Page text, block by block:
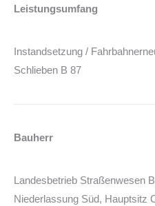
Leistungsumfang
Instandsetzung /
Schlieben B 87
Bauherr
Landesbetrieb Straßenwesen
Niederlassung Süd, Hauptsitz